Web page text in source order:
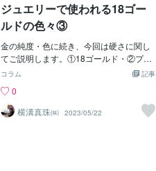
を再現します（CMYを掛け合わせると暗
いグレーになる。完全な黒ではないので
黒のインクを使用する）。特に、ゴール
ドやシルバーのような金属的な輝きを表
現するには、ディスプレイ上のRGBでは
その輝きを再現することができますが、
できません（CMYKではゴールドな感
じ、シルバーな感じで表現されているの
を良く見かけます）。これは、金属的な
ジュエリーで使われる18ゴー
ルドの色々③
金の純度・色に続き、今回は硬さに関し
てご説明します。①18ゴールド・②プラ
チナ・③シルバーの３種類で比較しま
は多く使われていますね。それぞれに特
性があるので、予備知識として理解して
おくと、ジュエリーを購入する際に役に
記事
コラム
0
横溝真珠㈱ 2023/05/22